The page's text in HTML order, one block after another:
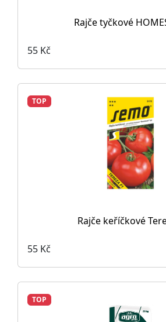
Rajče tyčkové
55 Kč
TOP
Rajče keříčkové
55 Kč
TOP